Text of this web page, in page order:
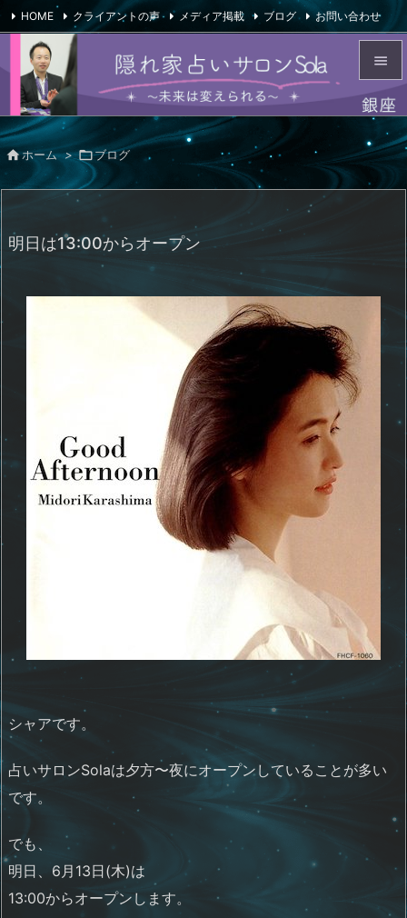


メニュ

サイド

HOME クライアントの声 メディア掲載 ブログ お問い合わせ
会社概要
ホーム > ブログ
明日は13:00からオープン
シャアです。
占いサロンSolaは夕方〜夜にオープンしていることが多い
です。
でも、
明日、6月13日(木)は
13:00からオープンします。